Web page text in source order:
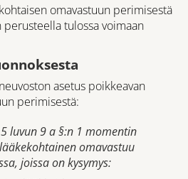
omavastuun perimisestä
tulossa voimaan
asetus poikkeavan
perimisestä:
luvun 9 a §:n 1 momentin
omavastuu
joissa on kysymys: